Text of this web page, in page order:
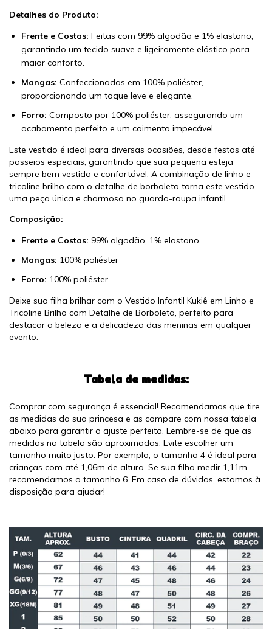
Detalhes do Produto:
Frente e Costas: Feitas com 99% algodão e 1% elastano,
garantindo um tecido suave e ligeiramente elástico para
maior conforto.
Mangas: Confeccionadas em 100% poliéster,
proporcionando um toque leve e elegante.
Forro: Composto por 100% poliéster, assegurando um
acabamento perfeito e um caimento impecável.
Este vestido é ideal para diversas ocasiões, desde festas até
passeios especiais, garantindo que sua pequena esteja
sempre bem vestida e confortável. A combinação de linho e
tricoline brilho com o detalhe de borboleta torna este vestido
uma peça única e charmosa no guarda-roupa infantil.
Composição:
Frente e Costas: 99% algodão, 1% elastano
Mangas: 100% poliéster
Forro: 100% poliéster
Deixe sua filha brilhar com o Vestido Infantil Kukiê em Linho e
Tricoline Brilho com Detalhe de Borboleta, perfeito para
destacar a beleza e a delicadeza das meninas em qualquer
evento.
Tabela de medidas:
Comprar com segurança é essencial! Recomendamos que tire
as medidas da sua princesa e as compare com nossa tabela
abaixo para garantir o ajuste perfeito. Lembre-se de que as
medidas na tabela são aproximadas. Evite escolher um
tamanho muito justo. Por exemplo, o tamanho 4 é ideal para
crianças com até 1,06m de altura. Se sua filha medir 1,11m,
recomendamos o tamanho 6. Em caso de dúvidas, estamos à
disposição para ajudar!